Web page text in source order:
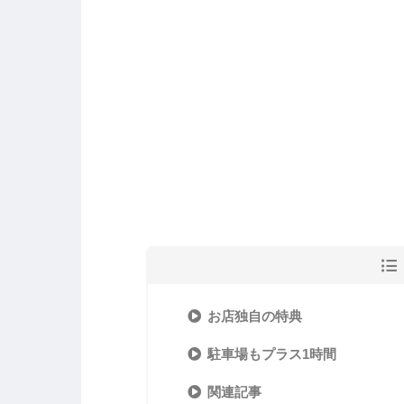
お店独自の特典
駐車場もプラス1時間
関連記事